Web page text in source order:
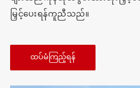
မြှင့်ပေးရန်ကူညီသည်။
ထပ်မံကြည့်ရန်